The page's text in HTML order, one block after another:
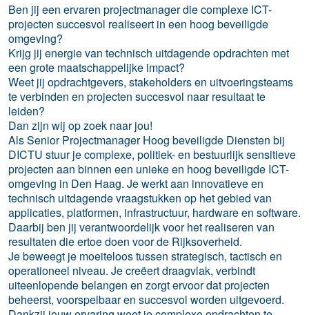
Ben jij een ervaren projectmanager die complexe ICT-
projecten succesvol realiseert in een hoog beveiligde
omgeving?
Krijg jij energie van technisch uitdagende opdrachten met
een grote maatschappelijke impact?
Weet jij opdrachtgevers, stakeholders en uitvoeringsteams
te verbinden en projecten succesvol naar resultaat te
leiden?
Dan zijn wij op zoek naar jou!
Als Senior Projectmanager Hoog beveiligde Diensten bij
DICTU stuur je complexe, politiek- en bestuurlijk sensitieve
projecten aan binnen een unieke en hoog beveiligde ICT-
omgeving in Den Haag. Je werkt aan innovatieve en
technisch uitdagende vraagstukken op het gebied van
applicaties, platformen, infrastructuur, hardware en software.
Daarbij ben jij verantwoordelijk voor het realiseren van
resultaten die ertoe doen voor de Rijksoverheid.
Je beweegt je moeiteloos tussen strategisch, tactisch en
operationeel niveau. Je creëert draagvlak, verbindt
uiteenlopende belangen en zorgt ervoor dat projecten
beheerst, voorspelbaar en succesvol worden uitgevoerd.